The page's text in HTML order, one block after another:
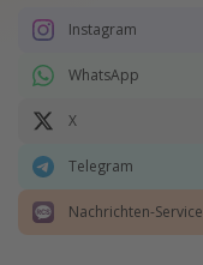
Instagram
WhatsApp
X
Telegram
Nachrichten-Service